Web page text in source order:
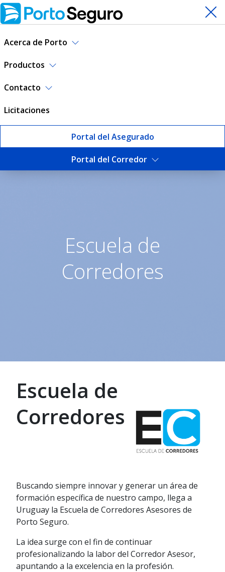
Acerca de Porto
Productos
Contacto
Licitaciones
Portal del Asegurado
Portal del Corredor
Escuela de Corredores |
Escuela de
Corredores
Escuela de
Corredores
Buscando siempre innovar y generar un área de
formación específica de nuestro campo, llega a
Uruguay la Escuela de Corredores Asesores de
Porto Seguro.
La idea surge con el fin de continuar
profesionalizando la labor del Corredor Asesor,
apuntando a la excelencia en la profesión.